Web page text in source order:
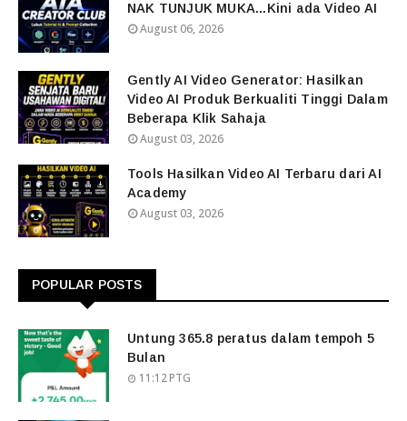
NAK TUNJUK MUKA...Kini ada Video AI
August 06, 2026
Gently AI Video Generator: Hasilkan
Video AI Produk Berkualiti Tinggi Dalam
Beberapa Klik Sahaja
August 03, 2026
Tools Hasilkan Video AI Terbaru dari AI
Academy
August 03, 2026
POPULAR POSTS
Untung 365.8 peratus dalam tempoh 5
Bulan
11:12 PTG